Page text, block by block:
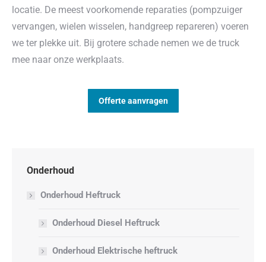
locatie. De meest voorkomende reparaties (pompzuiger
vervangen, wielen wisselen, handgreep repareren) voeren
we ter plekke uit. Bij grotere schade nemen we de truck
mee naar onze werkplaats.
Offerte aanvragen
Onderhoud
Onderhoud Heftruck
Onderhoud Diesel Heftruck
Onderhoud Elektrische heftruck